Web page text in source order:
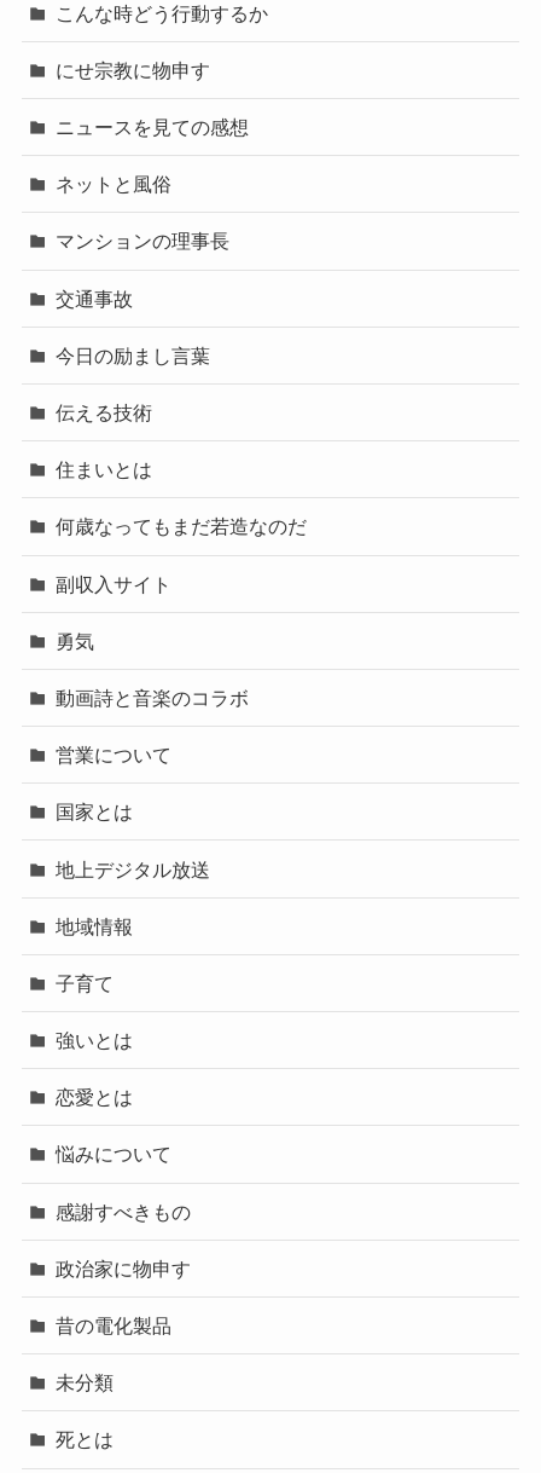
こんな時どう行動するか
にせ宗教に物申す
ニュースを見ての感想
ネットと風俗
マンションの理事長
交通事故
今日の励まし言葉
伝える技術
住まいとは
何歳なってもまだ若造なのだ
副収入サイト
勇気
動画詩と音楽のコラボ
営業について
国家とは
地上デジタル放送
地域情報
子育て
強いとは
恋愛とは
悩みについて
感謝すべきもの
政治家に物申す
昔の電化製品
未分類
死とは